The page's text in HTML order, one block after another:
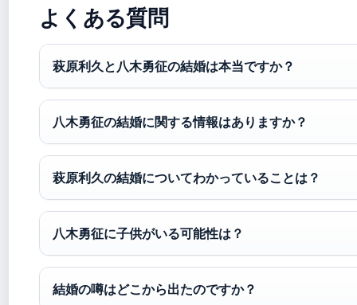
よくある質問
萩原利久と八木勇征の結婚は本当ですか？
八木勇征の結婚に関する情報はありますか？
萩原利久の結婚についてわかっていることは？
八木勇征に子供がいる可能性は？
結婚の噂はどこから出たのですか？